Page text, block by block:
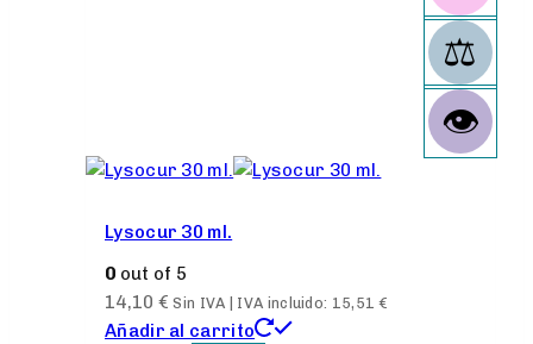
Lysocur 30 ml.
0 out of 5
14,10 € Sin IVA | IVA incluido: 15,51€
Añadir al carrito